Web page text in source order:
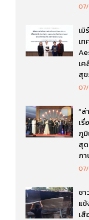
เมิ
เท
เ
สุ
“ล่
เ
ภู
สุ
ภ
ช
แ
เ